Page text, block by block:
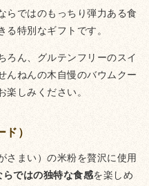
らではのもっちり弾力ある食
特別なギフトです。
ろん、グルテンフリーのスイ
んねんの木自慢のバウムクー
しみください。
）
さまい）の米粉を贅沢に使用
ではの独特な食感を楽しめ